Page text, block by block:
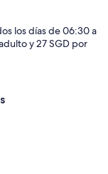
los días de 06:30 a
y 27 SGD por